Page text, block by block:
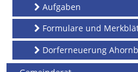
Aufgaben
Formulare und
Dorferneuerung